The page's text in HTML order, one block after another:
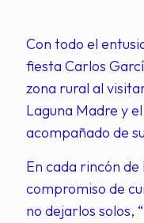
Con todo el
fiesta Carlos
zona rural al
Laguna Madre y
acompañado de
En cada rincón
compromiso de
no dejarlos solos,